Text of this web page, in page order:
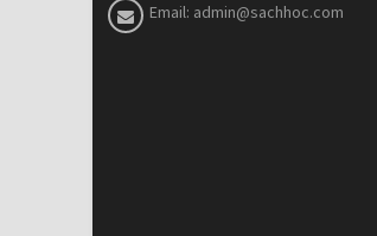
Email: admin@sachhoc.com